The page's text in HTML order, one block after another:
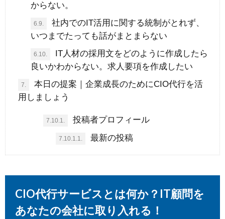
からない。
6.9.
社内でのIT活用に関する統制がとれず、
いつまでたっても話がまとまらない
6.10.
IT人材の採用文をどのように作成したら
良いかわからない。求人要項を作成したい
7.
本日の提案｜企業成長のためにCIO代行を活
用しましょう
7.10.1. 投稿者プロフィール
7.10.1.1. 最新の投稿
CIO代行サービスとは何か？IT顧問を
あなたの会社に取り入れる！